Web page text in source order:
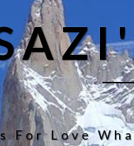
For Love